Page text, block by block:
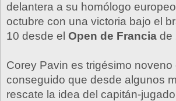
delantera a su homólogo
octubre con una victoria bajo el
10 desde el Open de Francia de
Corey Pavin es trigésimo noveno
conseguido que desde algunos
rescate la idea del capitán-